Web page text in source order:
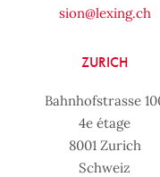
sion@lexing.ch
ZURICH
Bahnhofstrasse
4e étage
8001 Zurich
Schweiz